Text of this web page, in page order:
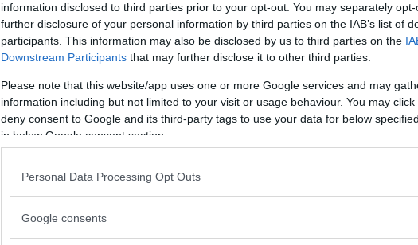
information disclosed to third parties prior to your opt-out. You may separately
further disclosure of your personal information by third parties on the IAB’s list of
participants. This information may also be disclosed by us to third parties on the
Downstream Participants that may further disclose it to other third parties.
Please note that this website/app uses one or more Google services and may
information including but not limited to your visit or usage behaviour. You may
deny consent to Google and its third-party tags to use your data for below
in below Google consent section.
Personal Data Processing Opt Outs
Google consents
ny
som
de